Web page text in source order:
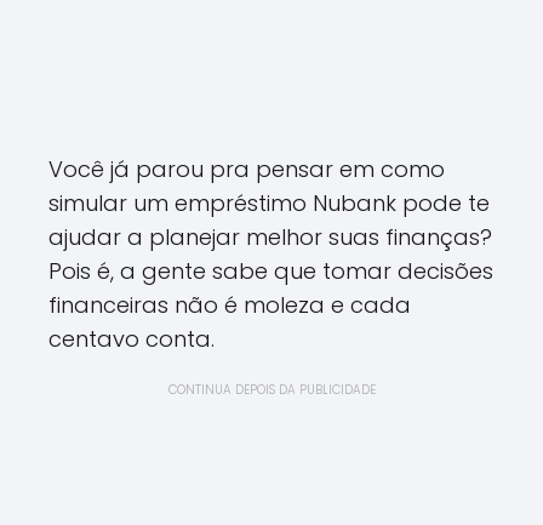
Você já parou pra pensar em como
simular um empréstimo Nubank pode te
ajudar a planejar melhor suas finanças?
Pois é, a gente sabe que tomar decisões
financeiras não é moleza e cada
centavo conta.
CONTINUA DEPOIS DA PUBLICIDADE